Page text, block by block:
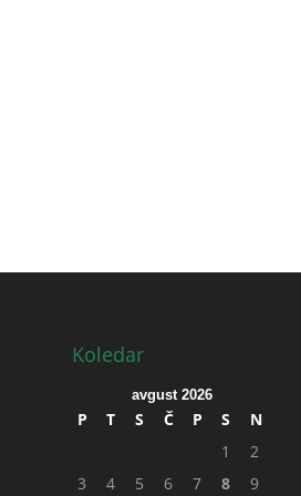
Koledar
avgust 2026
P T S Č P S
N
1
2
3
4 5 6 7 8 9